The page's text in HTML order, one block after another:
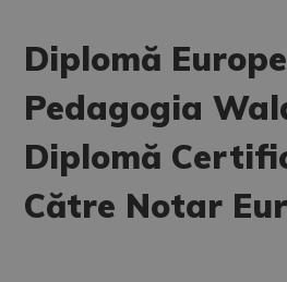
Diplomă
Pedagogia
Diplomă
Către Notar